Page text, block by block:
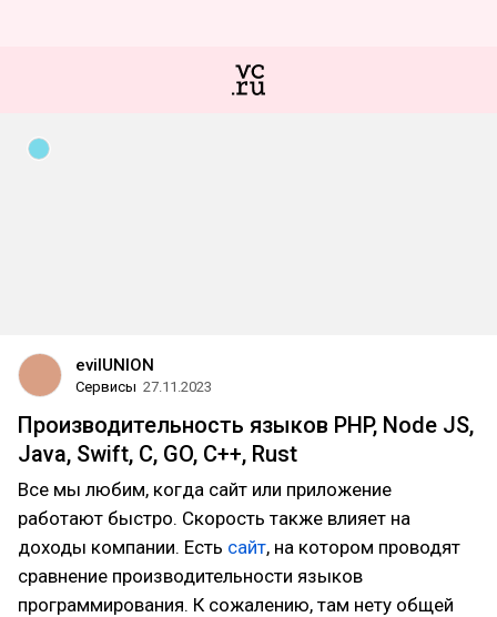
evilUNION
Сервисы 27.11.2023
Производительность языков PHP, Node JS,
Java, Swift, C, GO, C++, Rust
Все мы любим, когда сайт или приложение
работают быстро. Скорость также влияет на
доходы компании. Есть сайт, на котором проводят
сравнение производительности языков
программирования. К сожалению, там нету общей